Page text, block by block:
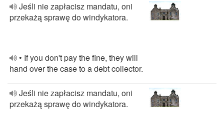
Jeśli nie zapłacisz mandatu, oni
przekażą sprawę do windykatora.
• If you don't pay the fine, they will
hand over the case to a debt collector.
Jeśli nie zapłacisz mandatu, oni
przekażą sprawę do windykatora.